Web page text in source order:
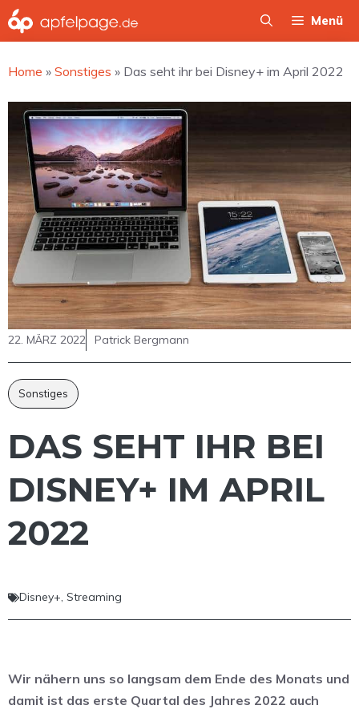
Zum
Inhalt
Menü
Home » Sonstiges » Das seht ihr bei Disney+ im April 2022
22. MÄRZ 2022 Patrick Bergmann
Sonstiges
DAS SEHT IHR BEI
DISNEY+ IM APRIL
2022
Disney+, Streaming
Wir nähern uns so langsam dem Ende des Monats und
damit ist das erste Quartal des Jahres 2022 auch